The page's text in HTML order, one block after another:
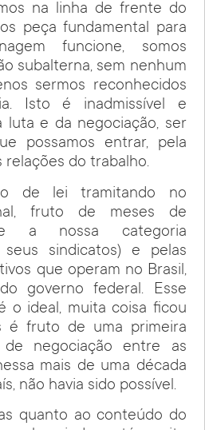
na linha de frente do
peça fundamental para
funcione, somos
subalterna, sem nenhum
sermos reconhecidos
Isto é inadmissível e
luta e da negociação, ser
possamos entrar, pela
relações do trabalho.
de lei tramitando no
fruto de meses de
a nossa categoria
sindicatos) e pelas
que operam no Brasil,
governo federal. Esse
o ideal, muita coisa ficou
é fruto de uma primeira
negociação entre as
mais de uma década
não havia sido possível.
quanto ao conteúdo do